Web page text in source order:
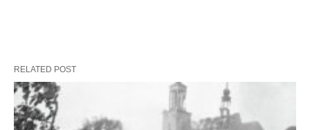
RELATED POST